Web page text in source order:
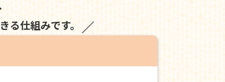
る仕組みです。